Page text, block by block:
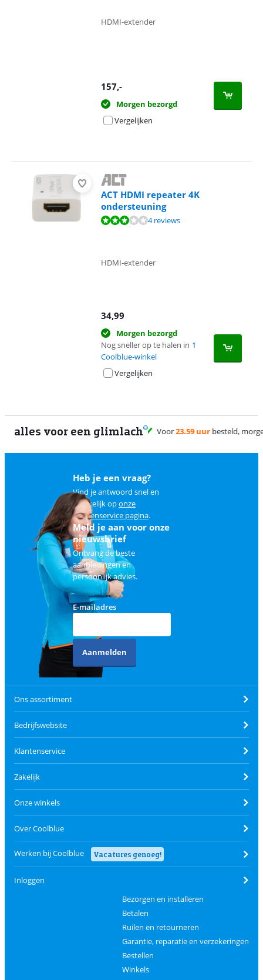
HDMI-extender
157,-
Morgen bezorgd
Vergelijken
ACT HDMI repeater 4K
ondersteuning
Beoordeling is 5,5 van de 10, gebaseerd op 4 reviews.
4 reviews
HDMI-extender
34,99
Morgen bezorgd
Nog sneller op te halen in 1
Coolblue-winkel
Vergelijken
alles voor een glimlach
Heb je een vraag?
Vind je antwoord snel en
makkelijk oponze
klantenservice pagina.
Meld je aan voor onze
nieuwsbrief
Ontvang de beste
aanbiedingen en
persoonlijk advies.
E-mailadres
Aanmelden
Ons assortiment
Bedrijfswebsite
Klantenservice
Zakelijk
Onze winkels
Over Coolblue
Werken bij Coolblue Vacatures genoeg!
Inloggen
Bezorgen en installeren
Betalen
Ruilen en retourneren
Garantie, reparatie en verzekeringen
Bestellen
Winkels